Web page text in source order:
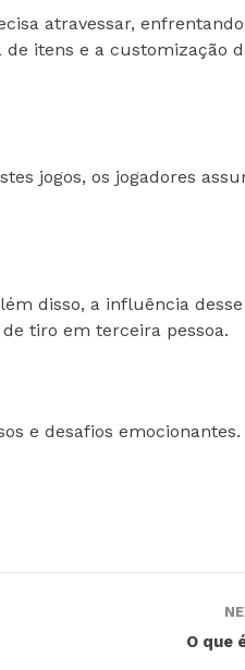
atravessar,
itens e a customização
jogos, os jogadores
disso, a influência
tiro em terceira pessoa.
e desafios
O que